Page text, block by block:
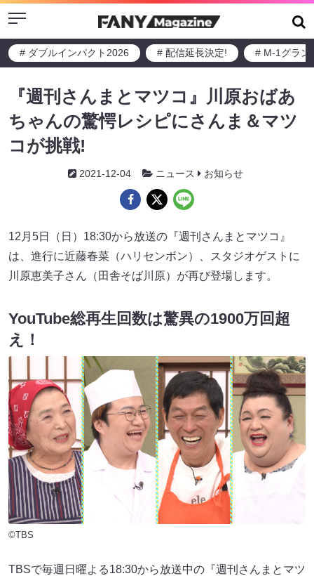
Menu
# ダブルインパクト2026 # 配信延長決定! # M-1グラン
『週刊さんまとマツコ』川原おばあ
ちゃんの驚愕レシピにさんま＆マツ
コが挑戦!
2021-12-04 ニュース お知らせ
12月5日（日）18:30から放送の『週刊さんまとマツコ』
は、進行に近藤春菜（ハリセンボン）、スタジオゲストに
川原恵美子さん（田舎そば川原）が再び登場します。
YouTube総再生回数は驚異の1900万回超
え！
©TBS
TBSで毎週日曜よる18:30から放送中の『週刊さんまとマツ